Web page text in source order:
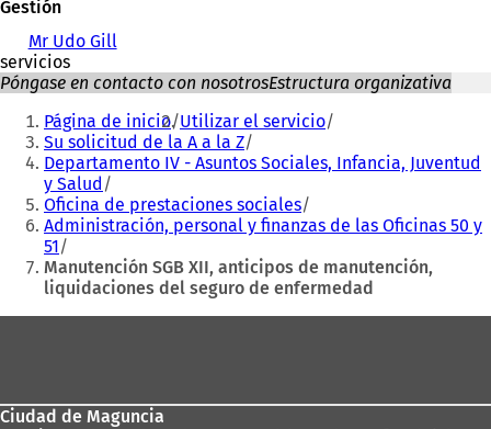
Gestión
Mr Udo Gill
servicios
Póngase en contacto con nosotrosEstructura organizativa
Estás
aquí:
Página de inicio Utilizar el servicio
Su solicitud de la A a la Z
Departamento IV - Asuntos Sociales, Infancia, Juventud
y Salud
Oficina de prestaciones sociales
Administración, personal y finanzas de las Oficinas 50 y
51
Manutención SGB XII, anticipos de manutención,
liquidaciones del seguro de enfermedad
Ciudad de Maguncia